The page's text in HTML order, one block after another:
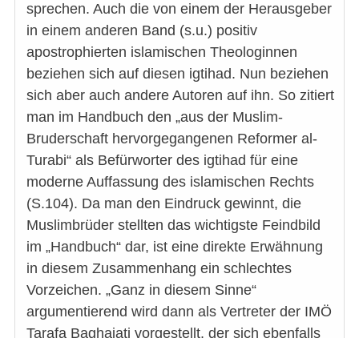
sprechen. Auch die von einem der Herausgeber
in einem anderen Band (s.u.) positiv
apostrophierten islamischen Theologinnen
beziehen sich auf diesen igtihad. Nun beziehen
sich aber auch andere Autoren auf ihn. So zitiert
man im Handbuch den „aus der Muslim-
Bruderschaft hervorgegangenen Reformer al-
Turabi“ als Befürworter des igtihad für eine
moderne Auffassung des islamischen Rechts
(S.104). Da man den Eindruck gewinnt, die
Muslimbrüder stellten das wichtigste Feindbild
im „Handbuch“ dar, ist eine direkte Erwähnung
in diesem Zusammenhang ein schlechtes
Vorzeichen. „Ganz in diesem Sinne“
argumentierend wird dann als Vertreter der IMÖ
Tarafa Baghajati vorgestellt, der sich ebenfalls